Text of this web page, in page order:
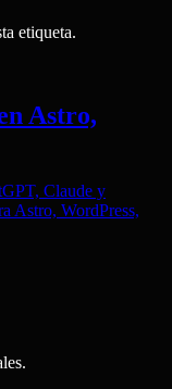
etiqueta.
Astro,
Claude y
Astro, WordPress,